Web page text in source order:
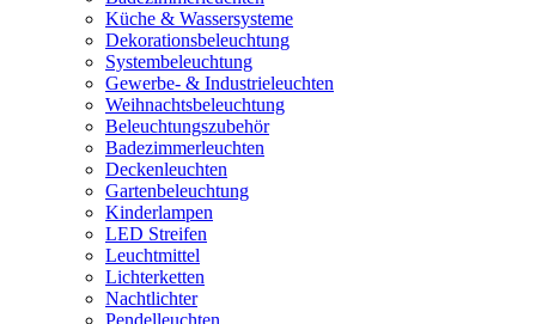
Küche & Wassersysteme
Dekorationsbeleuchtung
Systembeleuchtung
Gewerbe- & Industrieleuchten
Weihnachtsbeleuchtung
Beleuchtungszubehör
Badezimmerleuchten
Deckenleuchten
Gartenbeleuchtung
Kinderlampen
LED Streifen
Leuchtmittel
Lichterketten
Nachtlichter
Pendelleuchten